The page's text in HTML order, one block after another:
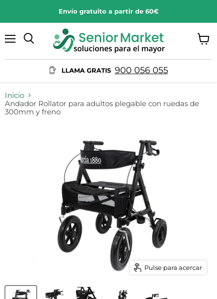
Envío gratuito a partir de 60€
LLAMA GRATIS 900 056 055
Inicio
Andador Rollator para adultos plegable con ruedas de
300mm y freno
Pulse para acercar